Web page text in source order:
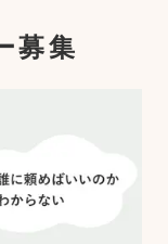
募集